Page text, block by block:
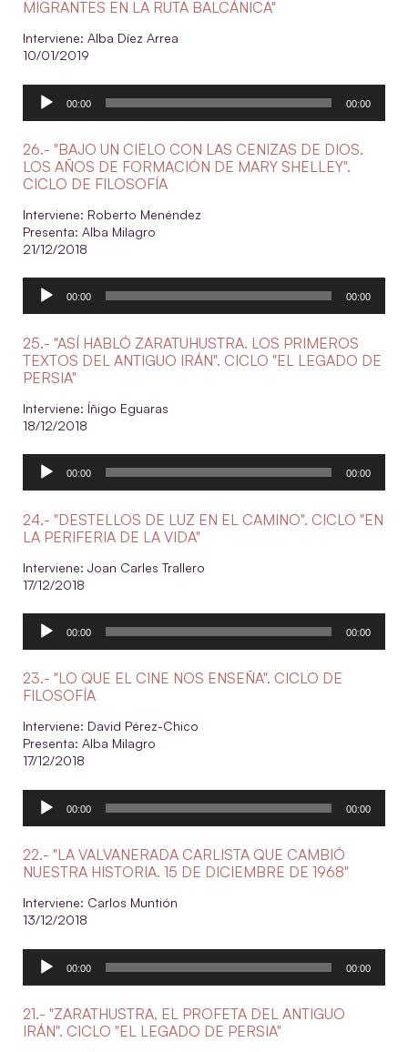
MIGRANTES EN LA RUTA BALCÁNICA"
Interviene: Alba Díez Arrea
10/01/2019
Reproductor
00:00 00:00
26.- "BAJO UN CIELO CON LAS CENIZAS DE DIOS.
LOS AÑOS DE FORMACIÓN DE MARY SHELLEY".
CICLO DE FILOSOFÍA
Interviene: Roberto Menéndez
Presenta: Alba Milagro
21/12/2018
Reproductor
00:00 00:00
25.- "ASÍ HABLÓ ZARATUHUSTRA. LOS PRIMEROS
TEXTOS DEL ANTIGUO IRÁN". CICLO "EL LEGADO DE
PERSIA"
Interviene: Íñigo Eguaras
18/12/2018
Reproductor
00:00 00:00
24.- "DESTELLOS DE LUZ EN EL CAMINO". CICLO "EN
LA PERIFERIA DE LA VIDA"
Interviene: Joan Carles Trallero
17/12/2018
Reproductor
00:00 00:00
23.- "LO QUE EL CINE NOS ENSEÑA". CICLO DE
FILOSOFÍA
Interviene: David Pérez-Chico
Presenta: Alba Milagro
17/12/2018
Reproductor
00:00 00:00
22.- "LA VALVANERADA CARLISTA QUE CAMBIÓ
NUESTRA HISTORIA. 15 DE DICIEMBRE DE 1968"
Interviene: Carlos Muntión
13/12/2018
Reproductor
00:00 00:00
21.- "ZARATHUSTRA, EL PROFETA DEL ANTIGUO
IRÁN". CICLO "EL LEGADO DE PERSIA"